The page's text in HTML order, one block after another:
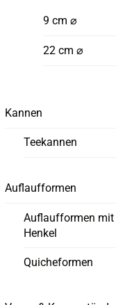
9 cm ⌀
22 cm ⌀
Kannen
Teekannen
Auflaufformen
Auflaufformen mit
Henkel
Quicheformen